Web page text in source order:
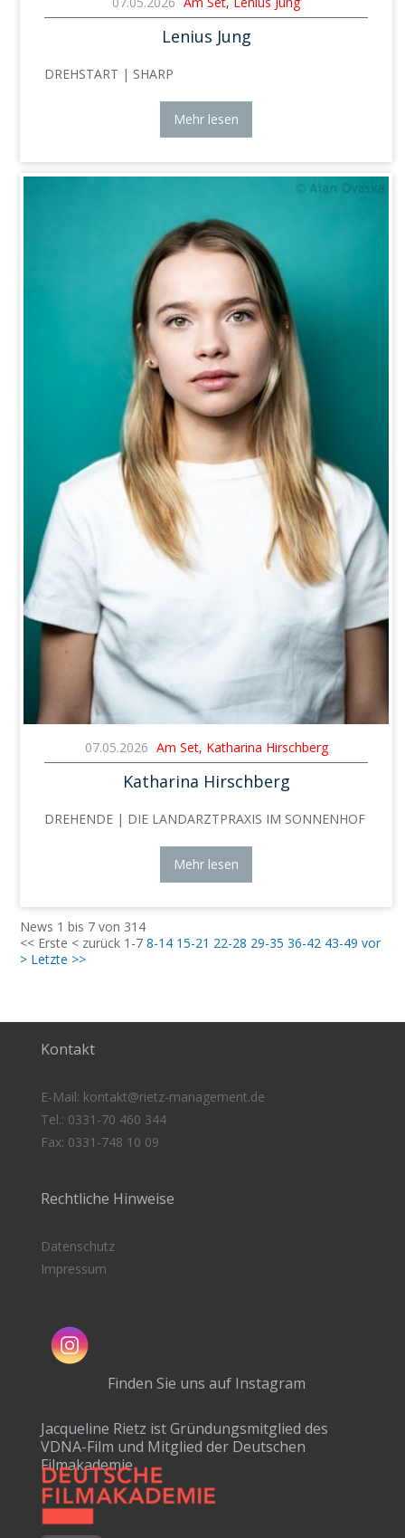
Lenius Jung
DREHSTART | SHARP
Mehr lesen
07.05.2026 Am Set, Katharina Hirschberg
Katharina Hirschberg
DREHENDE | DIE LANDARZTPRAXIS IM SONNENHOF
Mehr lesen
News 1 bis 7 von 314
<< Erste < zurück 1-7 8-14 15-21 22-28 29-35 36-42 43-49 vor
> Letzte >>
Kontakt
E-Mail: kontakt@rietz-management.de
Tel.: 0331-70 460 344
Fax: 0331-748 10 09
Rechtliche Hinweise
Datenschutz
Impressum
Finden Sie uns auf Instagram
Jacqueline Rietz ist Gründungsmitglied des
VDNA-Film und Mitglied der Deutschen
Filmakademie